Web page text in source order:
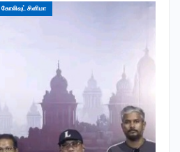
கோலிவுட் சினிமா